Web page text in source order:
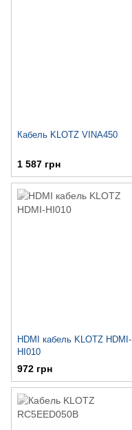
Кабель KLOTZ VINA450
1 587 грн
HDMI кабель KLOTZ HDMI-
HI010
972 грн